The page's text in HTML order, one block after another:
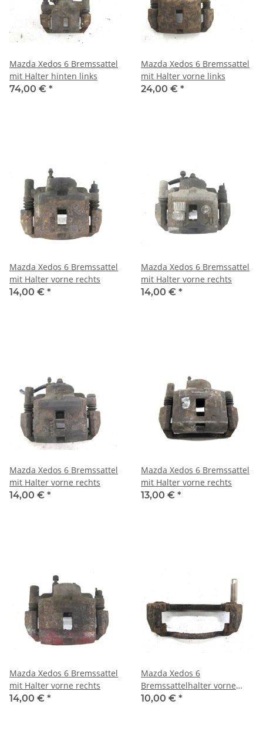
Mazda Xedos 6 Bremssattel
mit Halter hinten links
74,00 € *
Mazda Xedos 6 Bremssattel
mit Halter vorne links
24,00 € *
Mazda Xedos 6 Bremssattel
mit Halter vorne rechts
14,00 € *
Mazda Xedos 6 Bremssattel
mit Halter vorne rechts
14,00 € *
Mazda Xedos 6 Bremssattel
mit Halter vorne rechts
14,00 € *
Mazda Xedos 6 Bremssattel
mit Halter vorne rechts
13,00 € *
Mazda Xedos 6 Bremssattel
mit Halter vorne rechts
14,00 € *
Mazda Xedos 6
Bremssattelhalter vorne
links
10,00 € *